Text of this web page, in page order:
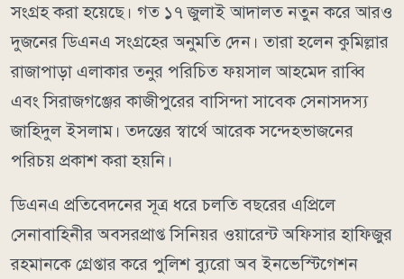
সংগ্রহ করা হয়েছে। গত ১৭ জুলাই আদালত নতুন করে আরও
দুজনের ডিএনএ সংগ্রহের অনুমতি দেন। তারা হলেন কুমিল্লার
রাজাপাড়া এলাকার তনুর পরিচিত ফয়সাল আহমেদ রাব্বি
এবং সিরাজগঞ্জের কাজীপুরের বাসিন্দা সাবেক সেনাসদস্য
জাহিদুল ইসলাম। তদন্তের স্বার্থে আরেক সন্দেহভাজনের
পরিচয় প্রকাশ করা হয়নি।
ডিএনএ প্রতিবেদনের সূত্র ধরে চলতি বছরের এপ্রিলে
সেনাবাহিনীর অবসরপ্রাপ্ত সিনিয়র ওয়ারেন্ট অফিসার হাফিজুর
রহমানকে গ্রেপ্তার করে পুলিশ ব্যুরো অব ইনভেস্টিগেশন